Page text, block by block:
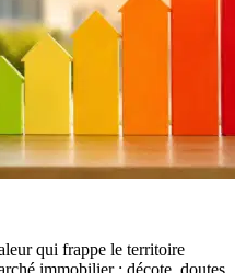
qui frappe le territoire
immobilier : décote, doutes